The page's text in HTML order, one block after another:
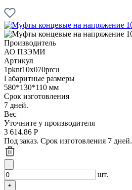
Производитель
АО ПЗЭМИ
Артикул
1pknt10x070prcu
Габаритные размеры
580*130*110 мм
Срок изготовления
7 дней.
Вес
Уточните у производителя
3 614.86 Р
Под заказ. Срок изготовления 7 дней.
шт.